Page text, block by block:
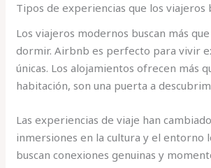
Tipos de experiencias que los viajeros
Los viajeros modernos buscan más
dormir. Airbnb es perfecto para vivir
únicas. Los alojamientos ofrecen más
habitación, son una puerta a
Las experiencias de viaje han
inmersiones en la cultura y el entorno
buscan conexiones genuinas y